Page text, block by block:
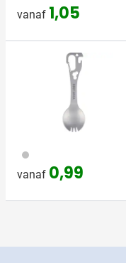
vanaf 1,05
032
vanaf 0,99